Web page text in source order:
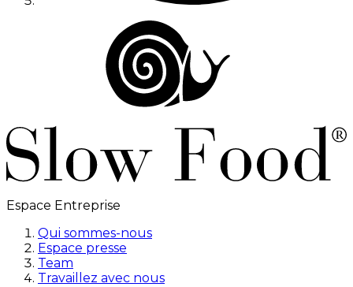
Espace Entreprise
Qui sommes-nous
Espace presse
Team
Travaillez avec nous